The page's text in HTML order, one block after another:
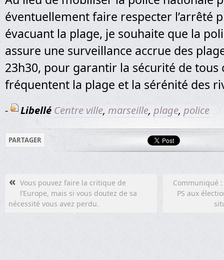
éventuellement faire respecter l’arrêté
évacuant la plage, je souhaite que la
assure une surveillance accrue des
23h30, pour garantir la sécurité de tous
fréquentent la plage et la sérénité des
- Libellé Centre ville, marseille, plage, police
PARTAGER
« Vous pouvez faire la critique de
l’Europe, mais si vous doutez de sa
nécessité vous avez perdu.
Communiqué
PS aux